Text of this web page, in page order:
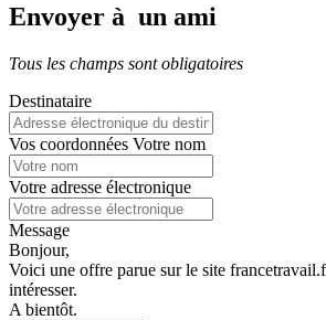
Envoyer à un ami
Tous les champs sont obligatoires
Destinataire
Vos coordonnées Votre nom
Votre adresse électronique
Message
Bonjour,
Voici une offre parue sur le site
intéresser.
A bientôt.